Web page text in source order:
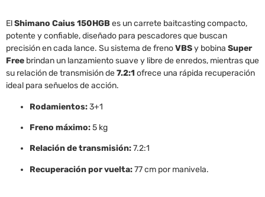
ElShimano Caius 150HGBes un carrete baitcasting compacto,
potente y confiable, diseñado para pescadores que buscan
precisión en cada lance. Su sistema de frenoVBSy bobina Super
Free brindan un lanzamiento suave y libre de enredos, mientras que
su relación de transmisión de7.2:1 ofrece una rápida recuperación
ideal para señuelos de acción.
Rodamientos:3+1
Freno máximo:5 kg
Relación de transmisión:7.2:1
Recuperación por vuelta:77 cm por manivela.